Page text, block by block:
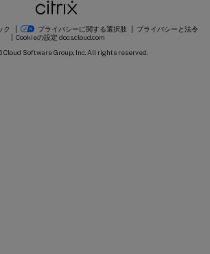
ク プライバシーに関する選択肢
プライバシーと法令
Cookieの設定 docs.cloud.com
Cloud Software Group, Inc. All rights reserved.